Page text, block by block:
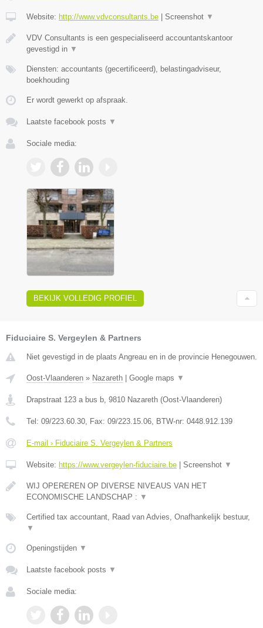
Website: http://www.vdvconsultants.be | Screenshot ▼
VDV Consultants is een gespecialiseerd accountantskantoor
gevestigd in ▼
Diensten: accountants (gecertificeerd), belastingadviseur,
boekhouding
Er wordt gewerkt op afspraak.
Laatste facebook posts ▼
Sociale media:
BEKIJK VOLLEDIG PROFIEL
Fiduciaire S. Vergeylen & Partners
Niet gevestigd in de plaats Angreau en in de provincie Henegouwen.
Oost-Vlaanderen » Nazareth | Google maps ▼
Drapstraat 123 a bus b 9810 Nazareth (Oost-Vlaanderen)
Tel: 09/223.60.30 , Fax: 09/223.15.06 , BTW-nr: 0448.912.139
E-mail › Fiduciaire S. Vergeylen & Partners
Website: https://www.vergeylen-fiduciaire.be | Screenshot ▼
WIJ OPEREREN OP DIVERSE NIVEAUS VAN HET
ECONOMISCHE LANDSCHAP : ▼
Certified tax accountant, Raad van Advies, Onafhankelijk bestuur,
▼
Openingstijden ▼
Laatste facebook posts ▼
Sociale media: